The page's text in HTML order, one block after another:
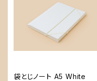
袋とじノート A5 White